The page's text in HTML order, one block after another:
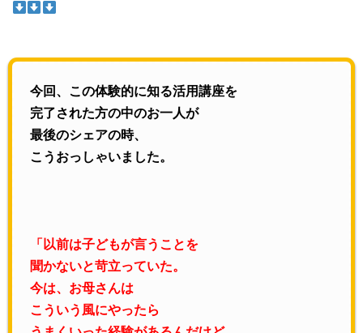
今回、この体験的に知る活用講座を
完了された方の中のお一人が
最後のシェアの時、
こうおっしゃいました。
「以前は子どもが言うことを
聞かないと苛立っていた。
今は、お母さんは
こういう風にやったら